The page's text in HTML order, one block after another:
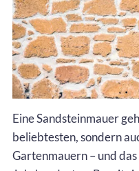
Eine Sandsteinmauer
beliebtesten, sondern
Gartenmauern – und